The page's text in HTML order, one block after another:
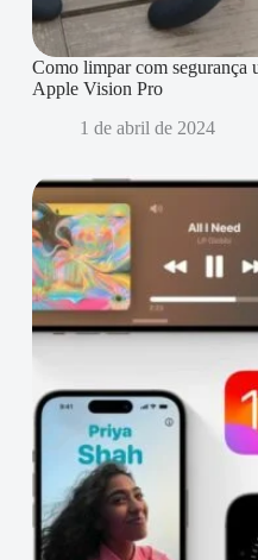
Como limpar com segurança
Apple Vision Pro
1 de abril de 2024